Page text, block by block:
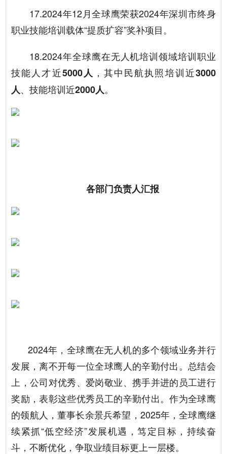
17.2024年12月全球鹰荣获2024年深圳市终身
职业技能培训载体“提质扩容”奖补项目。
18.2024年全球鹰在无人机培训领域培训职业
技能人才近5000人 ，其中民航执照培训近3000
人、技能培训近2000人。
各部门负责人汇报
2024年，全球鹰在无人机的多个领域业务并行
发展，离不开每一位全球鹰人的辛勤付出。总结会
上，公司对优秀、爱岗敬业、携手并进的员工进行
奖励，表彰这些优秀员工的辛勤付出。作为全球鹰
的领航人，董事长余景兵希望，2025年，全球鹰继
续紧抓“低空经济”发展机遇，笃定目标，持续奋
斗，不断优化，争取业绩目标更上一层楼。